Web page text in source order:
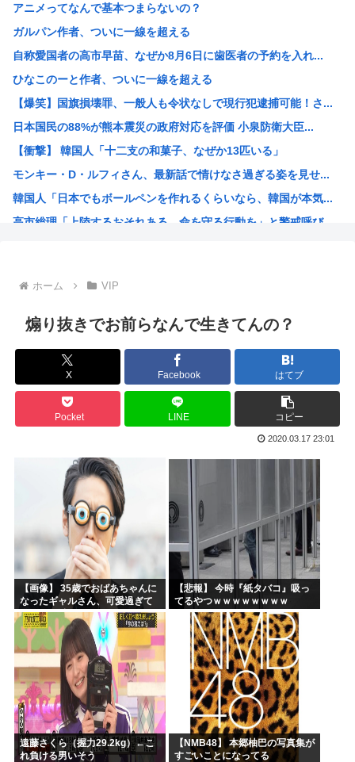
大阪・新御堂筋の鋼管せり上がり 軟弱地盤での実績ない工法...
【悲報】ちいかわ60億円
【悲報】少子化担当大臣ワイ「28歳時点で独身の男女を強制...
【驚愕】『ルパン三世』、初回放送の低迷から再放送32.5...
JR東海「夜行」新幹線が初運行 東京―新大阪、4割女性 ...
【原爆の日】中野彰子、高市首相へのヤジを「ゴキブリがいた...
中国製のエアコン、ヨーロッパでバカ売れ
【画像】昨日の銀だこ、８８人しか買えない８８円セールでク...
「日本で1番有名なイギリス人」、これについて少し話そうや
アニメってなんで基本つまらないの？
ガルパン作者、ついに一線を超える
自称愛国者の高市早苗、なぜか8月6日に歯医者の予約を入れ...
ひなこのーと作者、ついに一線を超える
【爆笑】国旗損壊罪、一般人も令状なしで現行犯逮捕可能！さ...
日本国民の88%が熊本震災の政府対応を評価 小泉防衛大臣...
【衝撃】 韓国人「十二支の和菓子、なぜか13匹いる」
モンキー・D・ルフィさん、最新話で情けなさ過ぎる姿を見せ...
韓国人「日本でもボールペンを作れるくらいなら、韓国が本気...
高市総理「上陸するおそれある。命を守る行動を」と警戒呼び...
ハンターハンターのウボォーギン、再評価が進みすぎてもはや...
海外「本当にすごい！」日本が清潔な理由を体験した米大物キ...
映画『ブルーロック』さん、大コケ⚽️
性行為の同意のお勉強漫画が192.1万バズ！！！お前らも...
バニー描いたよ?
韓国人「日本人が殆ど食べない海産物がこちらです‥」→「島...
日本の牛カツ定食に世界が騒然！←「これは食べたい」（海外...
【急募】暇潰しにおすすめの日常アニメ
片山さつき、高市反逆罪で粛清へwww
イラストレーター「猫のキャラ描きました。全員分かるかな？...
【動画】高市早苗さん、広島の被爆者代表を睨みつけてしまい...
ホーム VIP
煽り抜きでお前らなんで生きてんの？
X Facebook はてブ
Pocket LINE コピー
2020.03.17 23:01
【画像】 35歳でおばあちゃんに
なったギャルさん、可愛過ぎて
嫉妬不可避w w w w w w w w w w
w
【悲報】 今時『紙タバコ』吸っ
てるやつｗｗｗｗｗｗｗｗ
遠藤さくら（握力29.2kg）←こ
れ負ける男いそう
【NMB48】 本郷柚巴の写真集が
すごいことになってる